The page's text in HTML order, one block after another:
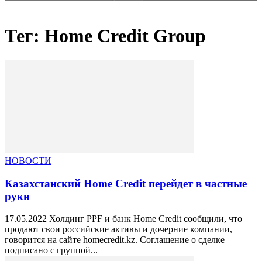
Тег: Home Credit Group
НОВОСТИ
Казахстанский Home Credit перейдет в частные
руки
17.05.2022 Холдинг PPF и банк Home Credit сообщили, что
продают свои российские активы и дочерние компании,
говорится на сайте homecredit.kz. Соглашение о сделке
подписано с группой...